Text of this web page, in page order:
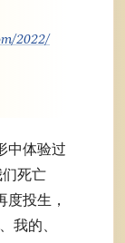
2022/
中体验过
死亡
投生，
我的、